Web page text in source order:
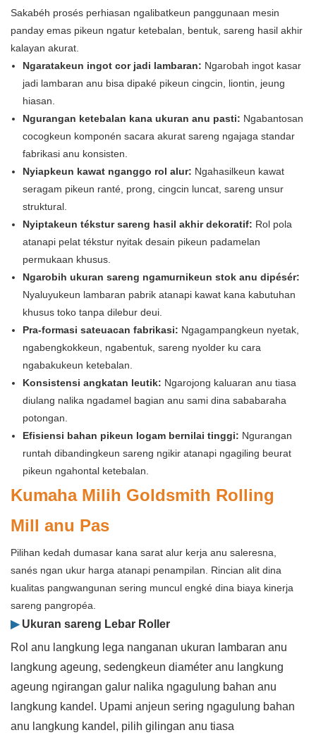
Sakabéh prosés perhiasan ngalibatkeun panggunaan mesin
panday emas pikeun ngatur ketebalan, bentuk, sareng hasil akhir
kalayan akurat.
Ngaratakeun ingot cor jadi lambaran: Ngarobah ingot kasar
jadi lambaran anu bisa dipaké pikeun cingcin, liontin, jeung
hiasan.
Ngurangan ketebalan kana ukuran anu pasti: Ngabantosan
cocogkeun komponén sacara akurat sareng ngajaga standar
fabrikasi anu konsisten.
Nyiapkeun kawat nganggo rol alur: Ngahasilkeun kawat
seragam pikeun ranté, prong, cingcin luncat, sareng unsur
struktural.
Nyiptakeun tékstur sareng hasil akhir dekoratif: Rol pola
atanapi pelat tékstur nyitak desain pikeun padamelan
permukaan khusus.
Ngarobih ukuran sareng ngamurnikeun stok anu dipésér:
Nyaluyukeun lambaran pabrik atanapi kawat kana kabutuhan
khusus toko tanpa dilebur deui.
Pra-formasi sateuacan fabrikasi: Ngagampangkeun nyetak,
ngabengkokkeun, ngabentuk, sareng nyolder ku cara
ngabakukeun ketebalan.
Konsistensi angkatan leutik: Ngarojong kaluaran anu tiasa
diulang nalika ngadamel bagian anu sami dina sababaraha
potongan.
Efisiensi bahan pikeun logam bernilai tinggi: Ngurangan
runtah dibandingkeun sareng ngikir atanapi ngagiling beurat
pikeun ngahontal ketebalan.
Kumaha Milih Goldsmith Rolling
Mill anu Pas
Pilihan kedah dumasar kana sarat alur kerja anu saleresna,
sanés ngan ukur harga atanapi penampilan. Rincian alit dina
kualitas pangwangunan sering muncul engké dina biaya kinerja
sareng pangropéa.
▶Ukuran sareng Lebar Roller
Rol anu langkung lega nanganan ukuran lambaran anu
langkung ageung, sedengkeun diaméter anu langkung
ageung ngirangan galur nalika ngagulung bahan anu
langkung kandel. Upami anjeun sering ngagulung bahan
anu langkung kandel, pilih gilingan anu tiasa